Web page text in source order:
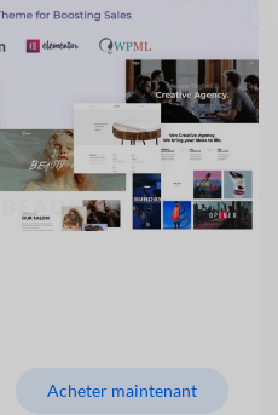
Acheter maintenant